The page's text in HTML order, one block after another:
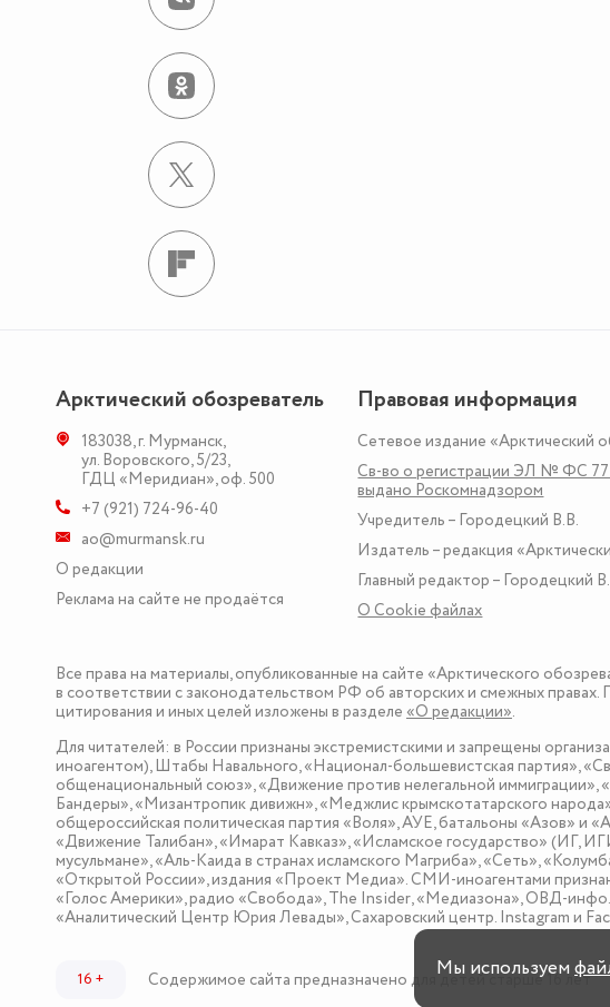
Арктический обозреватель
183038,г. Мурманск,
ул. Воровского, 5/23,
ГДЦ «Меридиан», оф. 500
+7 (921) 724-96-40
ao@murmansk.ru
О редакции
Реклама на сайте не продаётся
Правовая информация
Сетевое издание «Арктический
Св-во о регистрации ЭЛ № ФС 77
выдано Роскомнадзором
Учредитель – Городецкий В.В.
Издатель – редакция
Главный редактор – Городецкий
О Сookie файлах
Все права на материалы, опубликованные на сайте «Арктического
в соответствии с законодательством РФ об авторских и смежных правах.
цитирования и иных целей изложены в разделе«О редакции».
Для читателей: в России признаны экстремистскими и запрещены
иноагентом), Штабы Навального, «Национал-большевистская партия»,
общенациональный союз», «Движение против нелегальной
Бандеры», «Мизантропик дивижн», «Меджлис крымскотатарского
общероссийская политическая партия «Воля», АУЕ, батальоны «Азов» и
«Движение Талибан», «Имарат Кавказ», «Исламское государство» (ИГ,
мусульмане», «Аль-Каида в странах исламского Магриба», «Сеть»,
«Открытой России», издания «Проект Медиа». СМИ-иноагентами
«Голос Америки», радио «Свобода», The Insider, «Медиазона», ОВД-
«Аналитический Центр Юрия Левады», Сахаровский центр. Instagram и
16 + Содержимое сайта предназначено для детей старше 16 лет
Мы используем